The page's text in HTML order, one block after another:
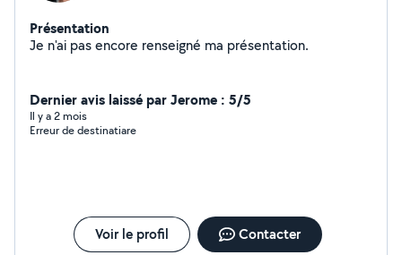
Présentation
Je n'ai pas encore renseigné ma présentation.
Dernier avis laissé par Jerome : 5/5
Il y a 2 mois
Erreur de destinatiare
Voir le profil Contacter